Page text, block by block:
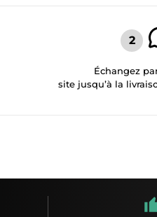
Échangez
site jusqu’à la